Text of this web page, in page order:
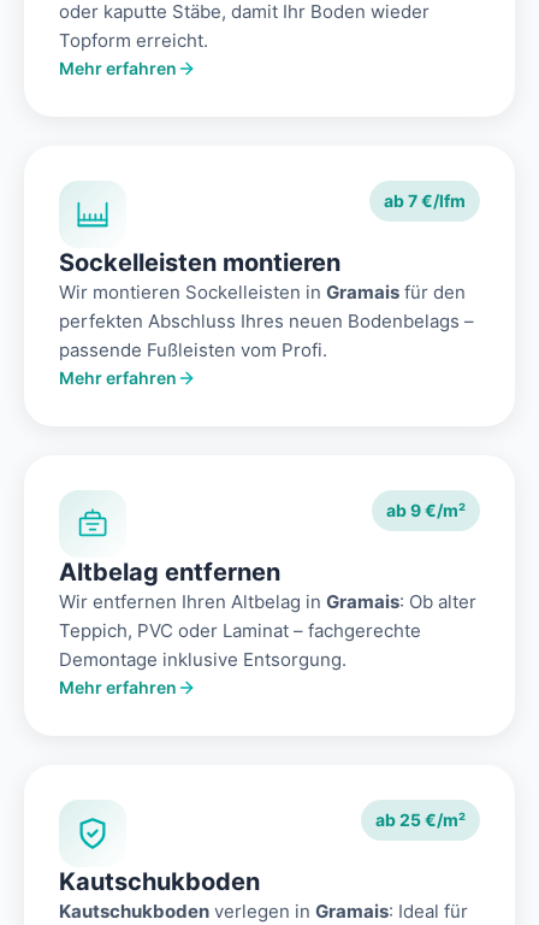
oder kaputte Stäbe, damit Ihr Boden wieder
Topform erreicht.
Mehr erfahren
ab 7 €/lfm
Sockelleisten montieren
Wir montieren Sockelleisten in Gramais für den
perfekten Abschluss Ihres neuen Bodenbelags –
passende Fußleisten vom Profi.
Mehr erfahren
ab 9 €/m²
Altbelag entfernen
Wir entfernen Ihren Altbelag in Gramais: Ob alter
Teppich, PVC oder Laminat – fachgerechte
Demontage inklusive Entsorgung.
Mehr erfahren
ab 25 €/m²
Kautschukboden
Kautschukboden verlegen in Gramais: Ideal für